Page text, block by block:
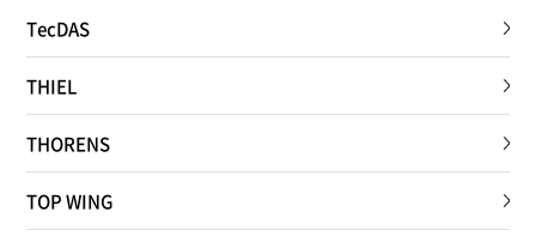
TecDAS
THIEL
THORENS
TOP WING